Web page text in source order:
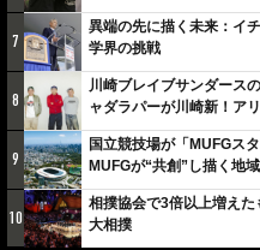
7
異端の先に描く未来：イ
学界の挑戦
8
川崎ブレイブサンダース
ャダラパーが川崎新！ア
しみでしかないでしょ。
9
国立競技場が「MUFGス
MUFGが“共創”し描く地
10
相撲協会で3倍以上増え
大相撲